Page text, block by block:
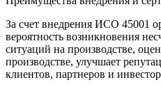
За счет внедрения ИСО 45001
вероятность возникновения
ситуаций на производстве,
производстве, улучшает
клиентов, партнеров и